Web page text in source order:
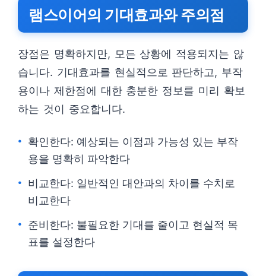
램스이어의 기대효과와 주의점
장점은 명확하지만, 모든 상황에 적용되지는 않
습니다. 기대효과를 현실적으로 판단하고, 부작
용이나 제한점에 대한 충분한 정보를 미리 확보
하는 것이 중요합니다.
확인한다: 예상되는 이점과 가능성 있는 부작
용을 명확히 파악한다
비교한다: 일반적인 대안과의 차이를 수치로
비교한다
준비한다: 불필요한 기대를 줄이고 현실적 목
표를 설정한다